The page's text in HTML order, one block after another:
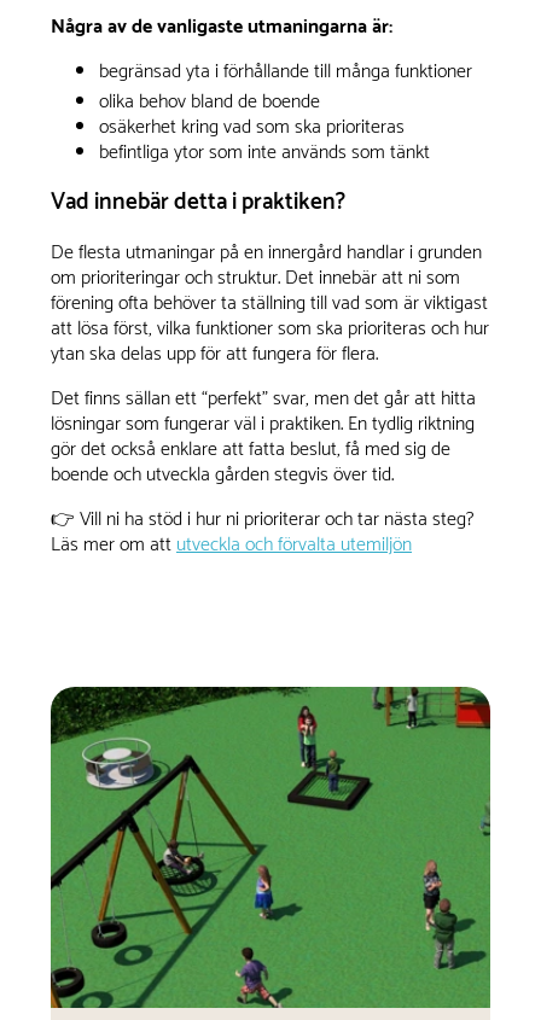
Några av de vanligaste utmaningarna är:
begränsad yta i förhållande till många funktioner
olika behov bland de boende
osäkerhet kring vad som ska prioriteras
befintliga ytor som inte används som tänkt
Vad innebär detta i praktiken?
De flesta utmaningar på en innergård handlar i grunden
om prioriteringar och struktur. Det innebär att ni som
förening ofta behöver ta ställning till vad som är viktigast
att lösa först, vilka funktioner som ska prioriteras och hur
ytan ska delas upp för att fungera för flera.
Det finns sällan ett “perfekt” svar, men det går att hitta
lösningar som fungerar väl i praktiken. En tydlig riktning
gör det också enklare att fatta beslut, få med sig de
boende och utveckla gården stegvis över tid.
👉 Vill ni ha stöd i hur ni prioriterar och tar nästa steg?
Läs mer om attutveckla och förvalta utemiljön